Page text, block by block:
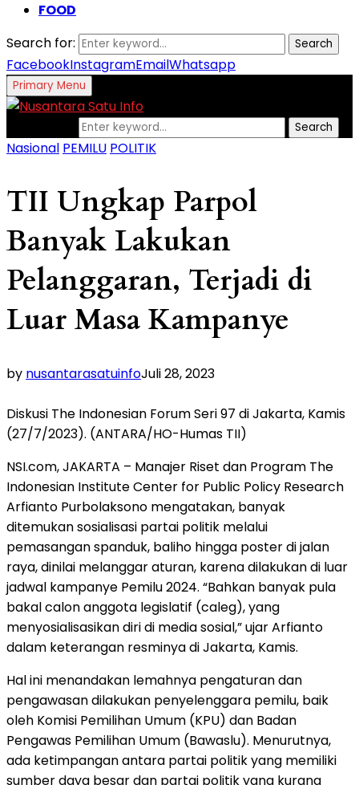
FOOD
Search for:
Search
FacebookInstagramEmailWhatsapp
Primary Menu
Search
Nasional PEMILU POLITIK
TII Ungkap Parpol
Banyak Lakukan
Pelanggaran, Terjadi di
Luar Masa Kampanye
by nusantarasatuinfoJuli 28, 2023
Diskusi The Indonesian Forum Seri 97 di Jakarta, Kamis
(27/7/2023). (ANTARA/HO-Humas TII)
NSI.com, JAKARTA – Manajer Riset dan Program The
Indonesian Institute Center for Public Policy Research
Arfianto Purbolaksono mengatakan, banyak
ditemukan sosialisasi partai politik melalui
pemasangan spanduk, baliho hingga poster di jalan
raya, dinilai melanggar aturan, karena dilakukan di luar
jadwal kampanye Pemilu 2024. “Bahkan banyak pula
bakal calon anggota legislatif (caleg), yang
menyosialisasikan diri di media sosial,” ujar Arfianto
dalam keterangan resminya di Jakarta, Kamis.
Hal ini menandakan lemahnya pengaturan dan
pengawasan dilakukan penyelenggara pemilu, baik
oleh Komisi Pemilihan Umum (KPU) dan Badan
Pengawas Pemilihan Umum (Bawaslu). Menurutnya,
ada ketimpangan antara partai politik yang memiliki
sumber daya besar dan partai politik yang kurang